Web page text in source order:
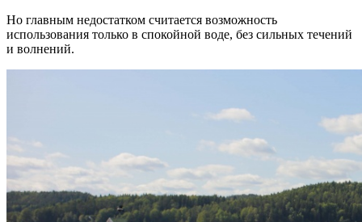
Но главным недостатком считается возможность
использования только в спокойной воде, без сильных течений
и волнений.